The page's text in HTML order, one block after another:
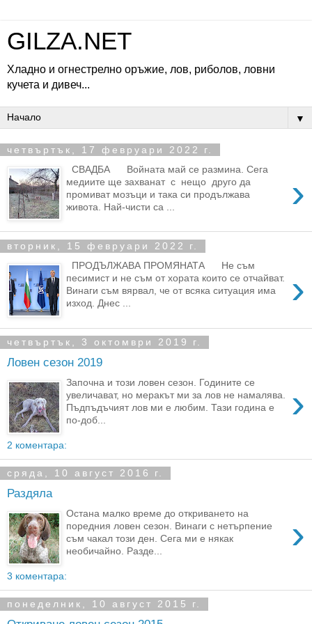
GILZA.NET
Хладно и огнестрелно оръжие, лов, риболов, ловни
кучета и дивеч...
▼
четвъртък, 17 февруари 2022 г.
›
СВАДБА Войната май се размина. Сега
медиите ще захванат с нещо друго да
промиват мозъци и така си продължава
живота. Най-чисти са ...
вторник, 15 февруари 2022 г.
›
ПРОДЪЛЖАВА ПРОМЯНАТА Не съм
песимист и не съм от хората които се отчайват.
Винаги съм вярвал, че от всяка ситуация има
изход. Днес ...
четвъртък, 3 октомври 2019 г.
Ловен сезон 2019
›
Започна и този ловен сезон. Годините се
увеличават, но меракът ми за лов не намалява.
Пъдпъдъчият лов ми е любим. Тази година е
по-доб...
2 коментара:
сряда, 10 август 2016 г.
Раздяла
›
Остана малко време до откриването на
поредния ловен сезон. Винаги с нетърпение
съм чакал този ден. Сега ми е някак
необичайно. Разде...
3 коментара:
понеделник, 10 август 2015 г.